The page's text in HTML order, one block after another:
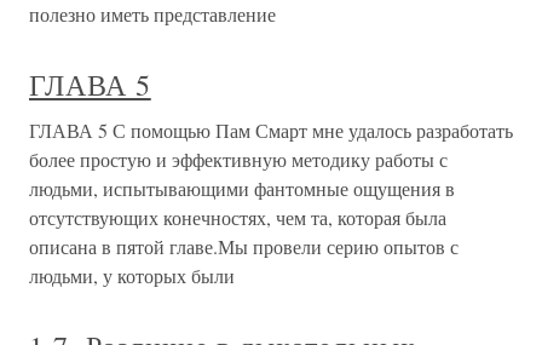
полезно иметь представление
ГЛАВА 5
ГЛАВА 5 С помощью Пам Смарт мне удалось разработать
более простую и эффективную методику работы с
людьми, испытывающими фантомные ощущения в
отсутствующих конечностях, чем та, которая была
описана в пятой главе.Мы провели серию опытов с
людьми, у которых были